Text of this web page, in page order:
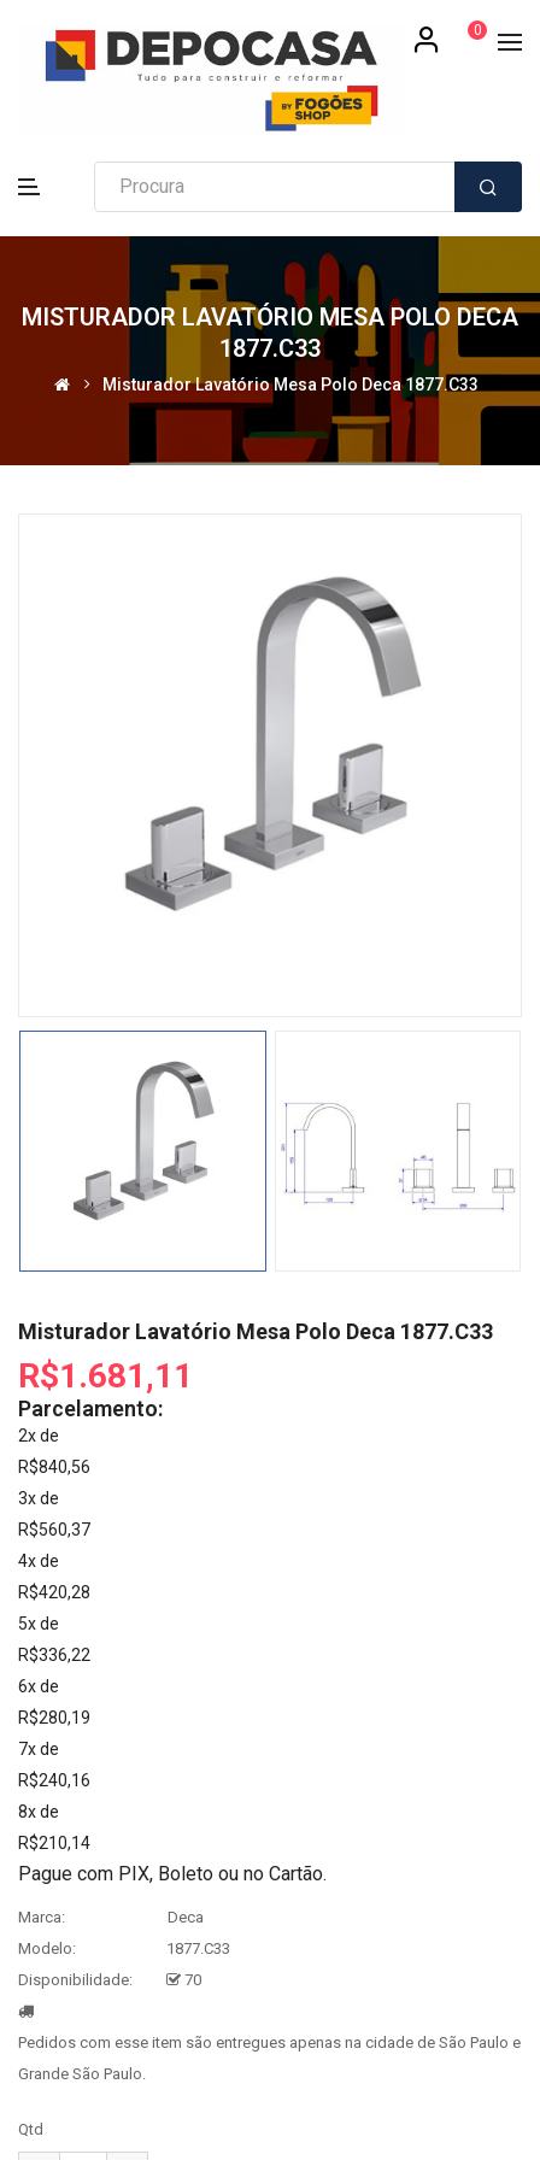
0
MISTURADOR LAVATÓRIO MESA POLO DECA
1877.C33
Misturador Lavatório Mesa Polo Deca 1877.C33
Misturador Lavatório Mesa Polo Deca 1877.C33
R$1.681,11
Parcelamento:
2x de
R$840,56
3x de
R$560,37
4x de
R$420,28
5x de
R$336,22
6x de
R$280,19
7x de
R$240,16
8x de
R$210,14
Pague com PIX, Boleto ou no Cartão.
Marca:
Deca
Modelo:
1877.C33
Disponibilidade:
70
Pedidos com esse item são entregues apenas na cidade de São Paulo e
Grande São Paulo.
Qtd